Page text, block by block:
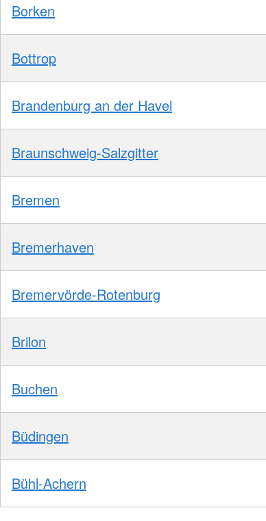
Borken
Bottrop
Brandenburg an der Havel
Braunschweig-Salzgitter
Bremen
Bremerhaven
Bremervörde-Rotenburg
Brilon
Buchen
Büdingen
Bühl-Achern